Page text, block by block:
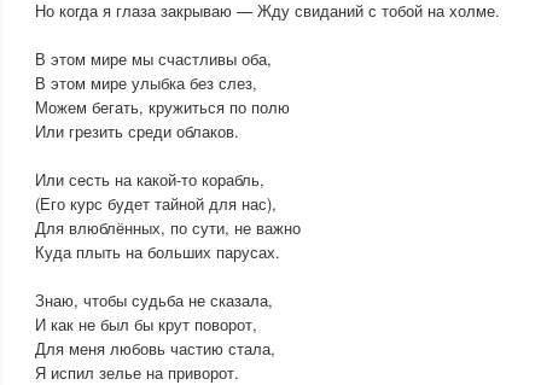
Но когда я глаза закрываю — Жду свиданий с тобой на холме.
В этом мире мы счастливы оба,
В этом мире улыбка без слез,
Можем бегать, кружиться по полю
Или грезить среди облаков.
Или сесть на какой-то корабль,
(Его курс будет тайной для нас),
Для влюблённых, по сути, не важно
Куда плыть на больших парусах.
Знаю, чтобы судьба не сказала,
И как не был бы крут поворот,
Для меня любовь частию стала,
Я испил зелье на приворот.